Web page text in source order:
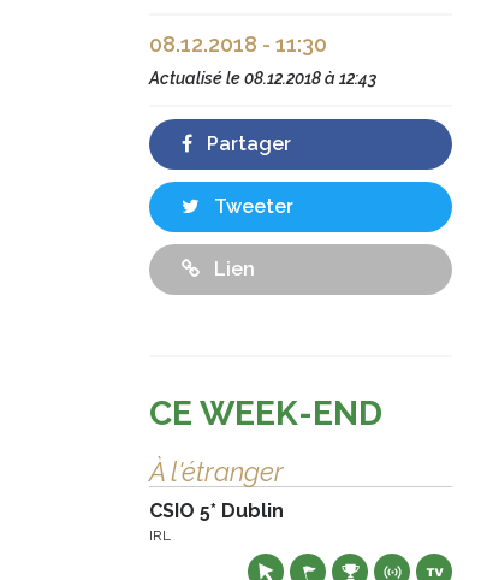
08.12.2018 - 11:30
Actualisé le08.12.2018 à 12:43
Partager
Tweeter
Lien
CE WEEK-END
À l'étranger
CSIO 5* Dublin
IRL